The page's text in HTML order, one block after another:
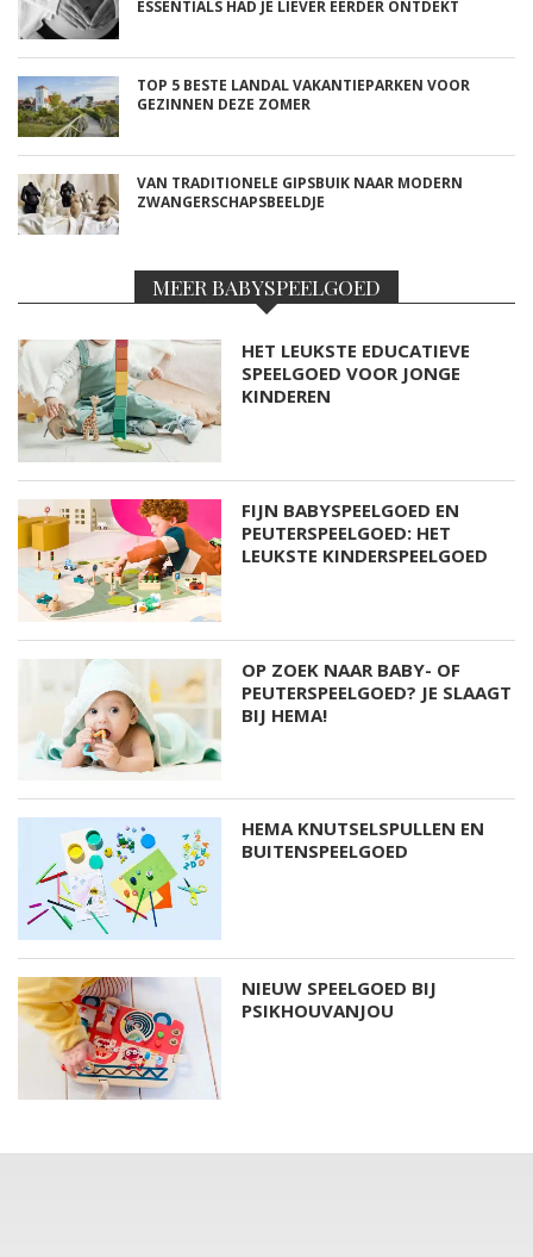
ESSENTIALS HAD JE LIEVER EERDER ONTDEKT
TOP 5 BESTE LANDAL VAKANTIEPARKEN VOOR
GEZINNEN DEZE ZOMER
VAN TRADITIONELE GIPSBUIK NAAR MODERN
ZWANGERSCHAPSBEELDJE
MEER BABYSPEELGOED
HET LEUKSTE EDUCATIEVE
SPEELGOED VOOR JONGE
KINDEREN
FIJN BABYSPEELGOED EN
PEUTERSPEELGOED: HET
LEUKSTE KINDERSPEELGOED
OP ZOEK NAAR BABY- OF
PEUTERSPEELGOED? JE SLAAGT
BIJ HEMA!
HEMA KNUTSELSPULLEN EN
BUITENSPEELGOED
NIEUW SPEELGOED BIJ
PSIKHOUVANJOU